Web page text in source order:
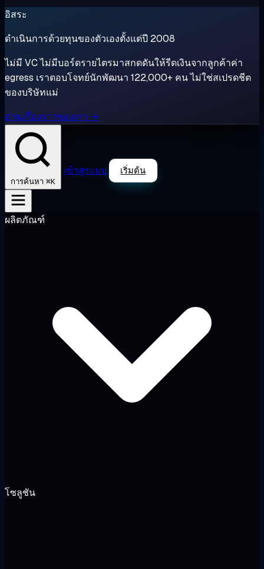
อิสระ
ดำเนินการด้วยทุนของตัวเองตั้งแต่ปี 2008
ไม่มี VC ไม่มีบอร์ดรายไตรมาสกดดันให้รีดเงินจากลูกค้าค่า
egress เราตอบโจทย์นักพัฒนา 122,000+ คน ไม่ใช่สเปรดชีต
ของบริษัทแม่
อ่านเรื่องราวของเรา →
การค้นหา ⌘K
เข้าสู่ระบบ เริ่มต้น
ผลิตภัณฑ์
โซลูชัน